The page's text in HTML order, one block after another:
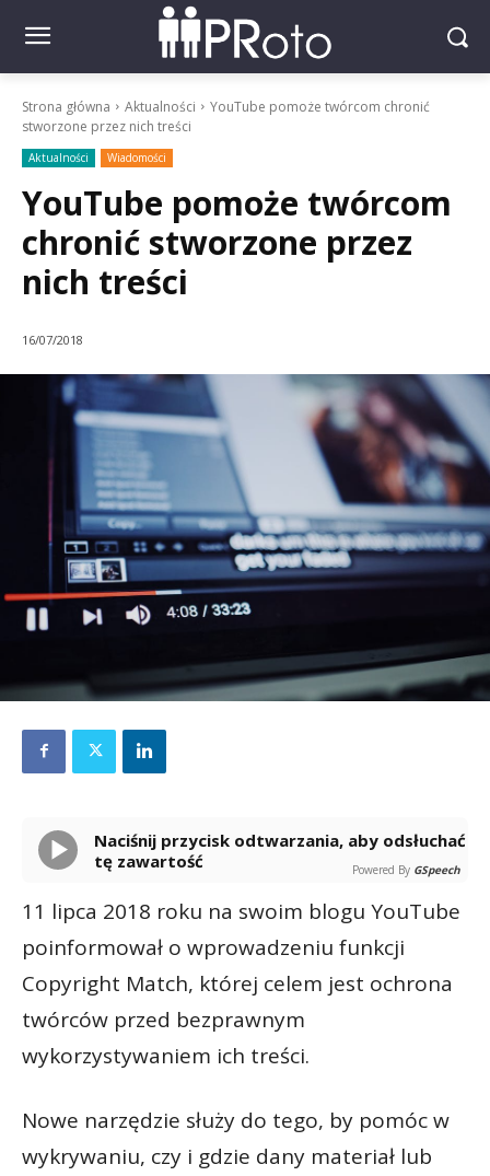
Strona główna Aktualności
YouTube pomoże twórcom chronić
stworzone przez nich treści
Aktualności Wiadomości
YouTube pomoże twórcom
chronić stworzone przez
nich treści
16/07/2018
Naciśnij przycisk odtwarzania, aby odsłuchać
tę zawartość
Powered By GSpeech
11 lipca 2018 roku na swoim blogu YouTube
poinformował o wprowadzeniu funkcji
Copyright Match, której celem jest ochrona
twórców przed bezprawnym
wykorzystywaniem ich treści.
Nowe narzędzie służy do tego, by pomóc w
wykrywaniu, czy i gdzie dany materiał lub